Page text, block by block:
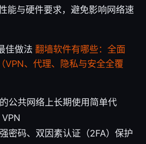
能与硬件要求，避免影响网络速
佳做法 翻墙软件有哪些：全面
VPN、代理、隐私与安全全覆
公共网络上长期使用简单代
密码、双因素认证（2FA）保护